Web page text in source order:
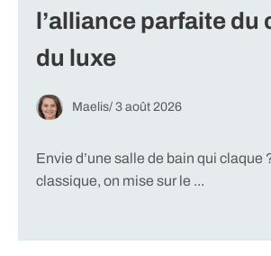
l’alliance parfaite du
du luxe
Maelis/ 3 août 2026
Envie d’une salle de bain qui claque
classique, on mise sur le ...